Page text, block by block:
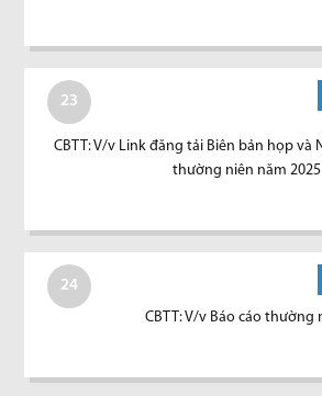
23
CBTT: V/v Link đăng tải Biên bản họp và
thường niên năm 2025
24
CBTT: V/v Báo cáo thường